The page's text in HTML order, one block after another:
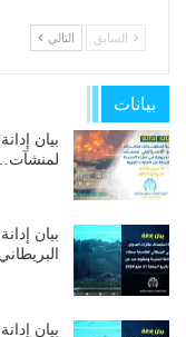
السابق التالي
بيانات
بيان
لمنشآت…
بيان